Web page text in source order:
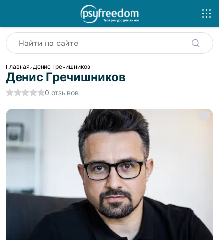
Главная Денис Гречишников
Денис Гречишников
0 отзывов